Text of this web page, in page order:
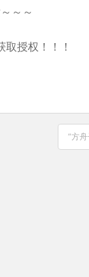
～～
取授权！！！
“方